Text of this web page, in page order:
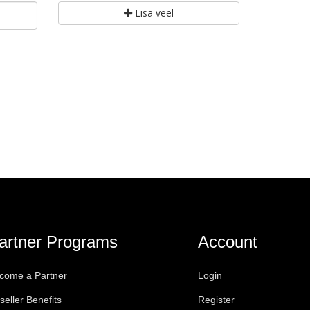
Lisa veel
Programs
a Partner
Benefits
Account
Login
Register